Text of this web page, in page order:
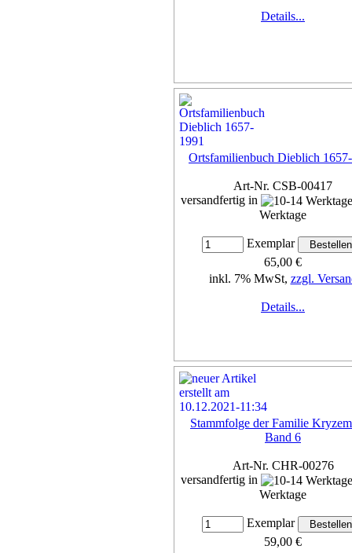
Details...
Ortsfamilienbuch Dieblich
Art-Nr. CSB-00417
versandfertig in
Werktage
Exemplar
65,00 €
inkl. 7% MwSt, zzgl.
Details...
Stammfolge der Familie
Band 6
Art-Nr. CHR-00276
versandfertig in
Werktage
Exemplar
59,00 €